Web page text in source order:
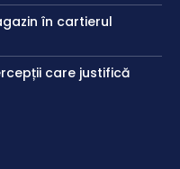
în cartierul
care justifică